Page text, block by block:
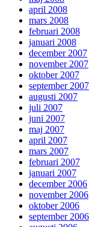
april 2008
mars 2008
februari 2008
januari 2008
december 2007
november 2007
oktober 2007
september 2007
augusti 2007
juli 2007
juni 2007
maj 2007
april 2007
mars 2007
februari 2007
januari 2007
december 2006
november 2006
oktober 2006
september 2006